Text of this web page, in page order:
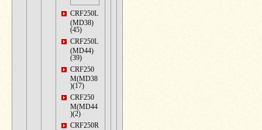
CRF250L
(MD38)
(45)
CRF250L
(MD44)
(39)
CRF250
M(MD38
)(17)
CRF250
M(MD44
)(2)
CRF250R